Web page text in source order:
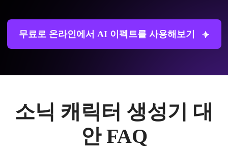
무료로 온라인에서 AI 이펙트를 사용해보기
소닉 캐릭터 생성기 대
안 FAQ